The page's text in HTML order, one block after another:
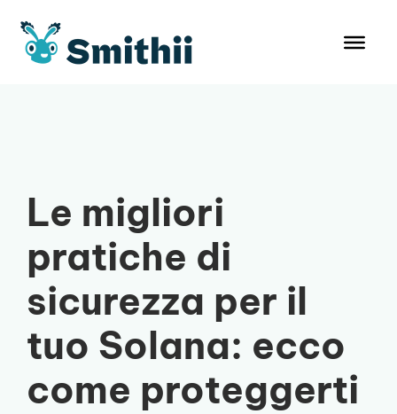
contenuto
Le migliori
pratiche di
sicurezza per il
tuo Solana: ecco
come proteggerti